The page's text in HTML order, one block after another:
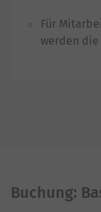
Für
werden die
Buchung: